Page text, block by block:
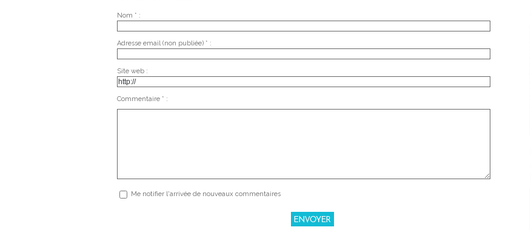
Nom * :
Adresse email (non publiée) * :
Site web :
Commentaire * :
Me notifier l'arrivée de nouveaux commentaires